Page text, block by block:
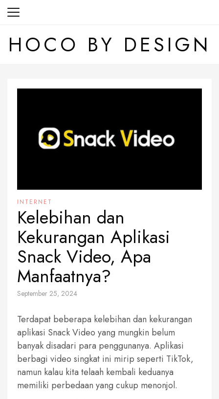
Skip
HOCO BY DESIGN
INTERNET
Kelebihan dan
Kekurangan Aplikasi
Snack Video, Apa
Manfaatnya?
September 25, 2024
Terdapat beberapa kelebihan dan kekurangan
aplikasi Snack Video yang mungkin belum
banyak disadari para penggunanya. Aplikasi
berbagi video singkat ini mirip seperti TikTok,
namun kalau kita telaah kembali keduanya
memiliki perbedaan yang cukup menonjol.